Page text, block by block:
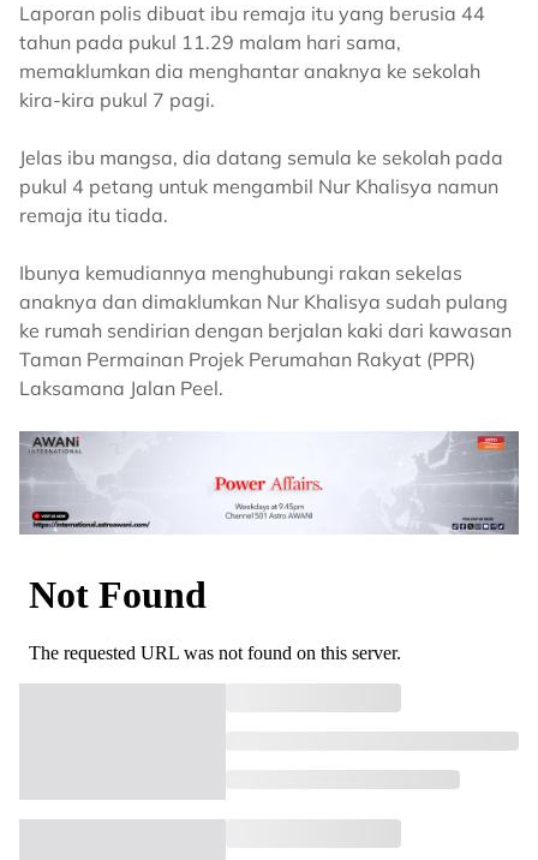
Laporan polis dibuat ibu remaja itu yang berusia 44
tahun pada pukul 11.29 malam hari sama,
memaklumkan dia menghantar anaknya ke sekolah
kira-kira pukul 7 pagi.
Jelas ibu mangsa, dia datang semula ke sekolah pada
pukul 4 petang untuk mengambil Nur Khalisya namun
remaja itu tiada.
Ibunya kemudiannya menghubungi rakan sekelas
anaknya dan dimaklumkan Nur Khalisya sudah pulang
ke rumah sendirian dengan berjalan kaki dari kawasan
Taman Permainan Projek Perumahan Rakyat (PPR)
Laksamana Jalan Peel.